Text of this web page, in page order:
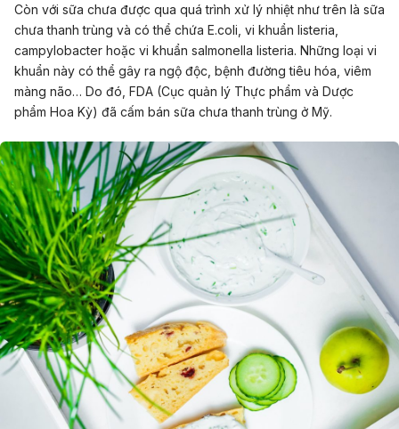
Còn với sữa chưa được qua quá trình xử lý nhiệt như trên là sữa
chưa thanh trùng và có thể chứa E.coli, vi khuẩn listeria,
campylobacter hoặc vi khuẩn salmonella listeria. Những loại vi
khuẩn này có thể gây ra ngộ độc, bệnh đường tiêu hóa, viêm
màng não… Do đó, FDA (Cục quản lý Thực phẩm và Dược
phẩm Hoa Kỳ) đã cấm bán sữa chưa thanh trùng ở Mỹ.